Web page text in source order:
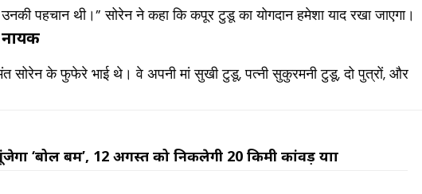
पहचान थी।” सोरेन ने कहा कि कपूर टुडू का योगदान हमेशा याद रखा जाएगा।
सोरेन के फुफेरे भाई थे। वे अपनी मां सुखी टुडू, पत्नी सुकुरमनी टुडू, दो पुत्रों, और
‘बोल बम’, 12 अगस्त को निकलेगी 20 किमी कांवड़ यात्रा